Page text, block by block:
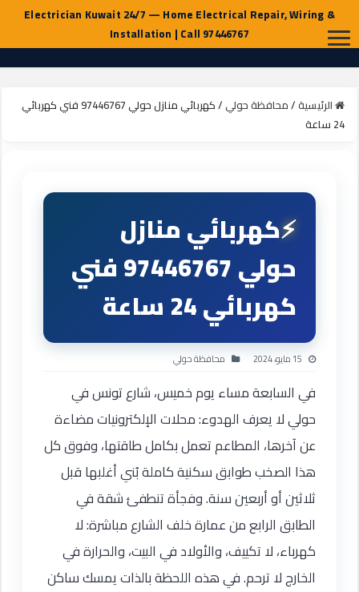
الرئيسية/محافظة حولي/
كهربائي منازل حولي 97446767 فني كهربائي
24 ساعة
كهربائي منازل
حولي 97446767 فني
كهربائي 24 ساعة
15 مايو، 2024 محافظة حولي
في السابعة مساء يوم خميس، شارع تونس في
حولي لا يعرف الهدوء: محلات الإلكترونيات مضاءة
عن آخرها، المطاعم تعمل بكامل طاقتها، وفوق كل
هذا الصخب طوابق سكنية كاملة بُني أغلبها قبل
ثلاثين أو أربعين سنة. وفجأة تنطفئ شقة في
الطابق الرابع من عمارة خلف الشارع مباشرة: لا
كهرباء، لا تكييف، والأولاد في البيت، والحرارة في
الخارج لا ترحم. في هذه اللحظة بالذات يمسك ساكن